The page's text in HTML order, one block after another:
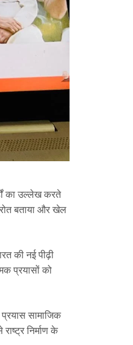
का उल्लेख करते
बताया और खेल
की नई पीढ़ी
प्रयासों को
प्रयास सामाजिक
निर्माण के